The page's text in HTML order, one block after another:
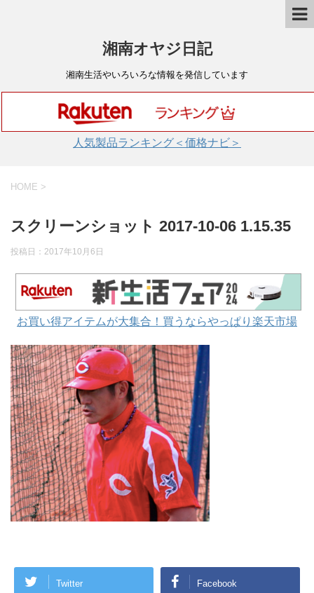
湘南オヤジ日記
湘南生活やいろいろな情報を発信しています
人気製品ランキング＜価格ナビ＞
HOME >
スクリーンショット 2017-10-06 1.15.35
投稿日： 2017年10月6日
お買い得アイテムが大集合！買うならやっぱり楽天市場
Twitter Facebook